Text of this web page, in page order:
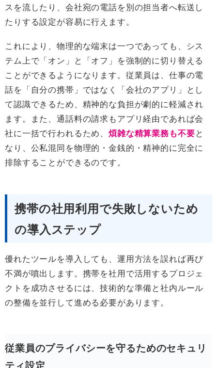
スを流したり、会社宛の電話を別の担当者へ転送し
たりする設定が容易に行えます。
これにより、物理的な端末は一つであっても、シス
テム上で「オン」と「オフ」を強制的に切り替える
ことができるようになります。従業員は、仕事の電
話を「自分の携帯」ではなく「会社のアプリ」とし
て認識できるため、精神的な負担が劇的に軽減され
ます。また、通話料の請求もアプリ経由であれば会
社に一括で行われるため、煩雑な精算業務も不要 と
なり、公私混同を物理的・金銭的・精神的に完全に
排除することができるのです。
携帯の社用利用で失敗しないため
の導入ステップ
優れたツールを導入しても、運用方法を誤れば再び
不満が噴出します。携帯を社用で活用するプロジェ
クトを成功させるには、技術的な準備と社内ルール
の整備を並行して進める必要があります。
従業員のプライバシーを守るためのセキュリ
ティ設定